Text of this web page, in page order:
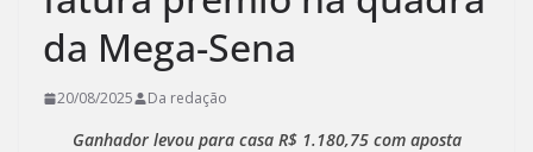
da Mega-Sena
20/08/2025 Da redação
Ganhador levou para casa R$ 1.180,75 com aposta